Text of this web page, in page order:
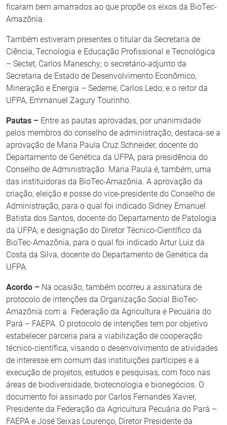
ficaram bem amarrados ao que propõe os eixos da BioTec-
Amazônia.
Também estiveram presentes o titular da Secretaria de
Ciência, Tecnologia e Educação Profissional e Tecnológica
– Sectet, Carlos Maneschy; o secretário-adjunto da
Secretaria de Estado de Desenvolvimento Econômico,
Mineração e Energia – Sedeme, Carlos Ledo; e o reitor da
UFPA, Emmanuel Zagury Tourinho.
Pautas – Entre as pautas aprovadas, por unanimidade
pelos membros do conselho de administração, destaca-se a
aprovação de Maria Paula Cruz Schneider, docente do
Departamento de Genética da UFPA, para presidência do
Conselho de Administração. Maria Paula é, também, uma
das instituidoras da BioTec-Amazônia. A aprovação da
criação, eleição e posse do vice-presidente do Conselho de
Administração, para o qual foi indicado Sidney Emanuel
Batista dos Santos, docente do Departamento de Patologia
da UFPA; e designação do Diretor Técnico-Científico da
BioTec-Amazônia, para o qual foi indicado Artur Luiz da
Costa da Silva, docente do Departamento de Genética da
UFPA.
Acordo – Na ocasião, também ocorreu a assinatura de
protocolo de intenções da Organização Social BioTec-
Amazônia com a Federação da Agricultura e Pecuária do
Pará – FAEPA. O protocolo de intenções tem por objetivo
estabelecer parceria para a viabilização de cooperação
técnico-científica, visando o desenvolvimento de atividades
de interesse em comum das instituições partícipes e a
execução de projetos, estudos e pesquisas, com foco nas
áreas de biodiversidade, biotecnologia e bionegócios. O
documento foi assinado por Carlos Fernandes Xavier,
Presidente da Federação da Agricultura Pecuária do Pará –
FAEPA e José Seixas Lourenço, Diretor Presidente da